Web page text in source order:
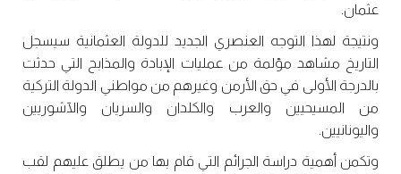
عثمان.
ونتيجة لهذا التوجه العنصري الجديد للدولة العثمانية سيسجل
التاريخ مشاهد مؤلمة من عمليات الإبادة والمذابح التي حدثت
بالدرجة الأولى في حق الأرمن وغيرهم من مواطني الدولة التركية
من المسيحيين والعرب والكلدان والسريان والآشوريين
واليونانيين.
وتكمن أهمية دراسة الجرائم التي قام بها من يطلق عليهم لقب